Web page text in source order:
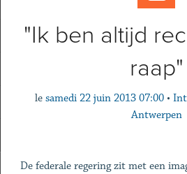
"Ik ben altijd
raap"
le samedi 22 juin 2013 07:00 •
Antwerpen
De federale regering zit met een